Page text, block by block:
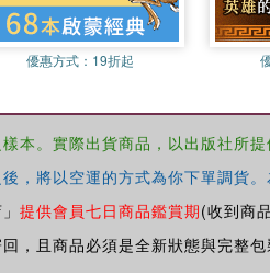
優惠方式： 19折起
本。實際出貨商品，以出版社所
，將以空運的方式為你下單調貨
提供會員七日商品鑑賞期(收到商
，且商品必須是全新狀態與完整